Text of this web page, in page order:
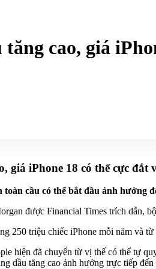
cao, giá
giá iPhone 18 có thể cực
toàn cầu có thể bắt đầu ảnh hưởng
được Financial Times trích dẫn,
250 triệu chiếc iPhone mỗi năm và
hiện đã chuyển từ vị thế có thể tự
dầu tăng cao ảnh hưởng trực tiếp